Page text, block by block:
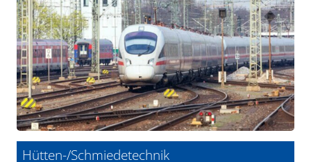
Hütten-/Schmiedetechnik